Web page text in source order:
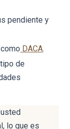
pendiente y
DACA.
de
lo que es